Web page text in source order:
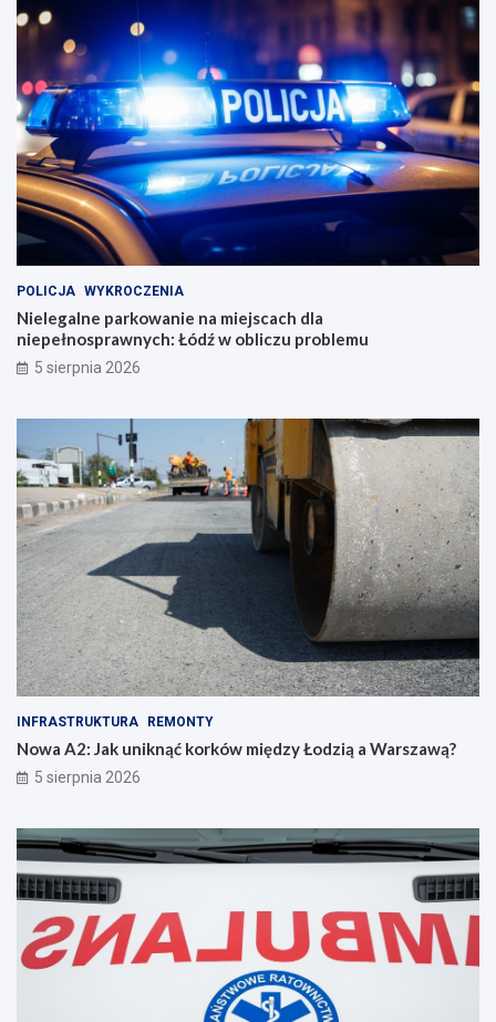
POLICJA WYKROCZENIA
Nielegalne parkowanie na miejscach dla
niepełnosprawnych: Łódź w obliczu problemu
5 sierpnia 2026
INFRASTRUKTURA REMONTY
Nowa A2: Jak uniknąć korków między Łodzią a Warszawą?
5 sierpnia 2026